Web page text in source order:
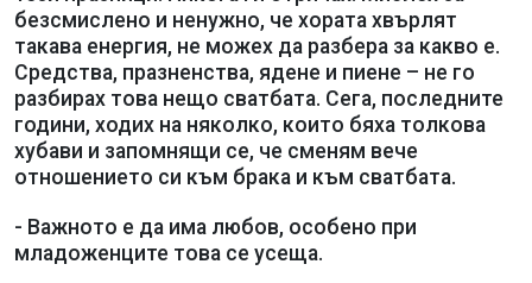
безсмислено и ненужно, че хората хвърлят
такава енергия, не можех да разбера за какво е.
Средства, празненства, ядене и пиене – не го
разбирах това нещо сватбата. Сега, последните
години, ходих на няколко, които бяха толкова
хубави и запомнящи се, че сменям вече
отношението си към брака и към сватбата.
- Важното е да има любов, особено при
младоженците това се усеща.